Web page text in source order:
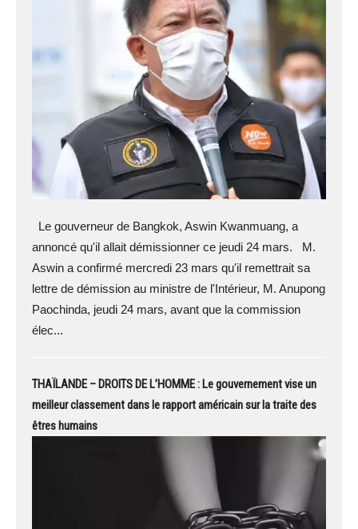
Le gouverneur de Bangkok, Aswin Kwanmuang, a
annoncé qu'il allait démissionner ce jeudi 24 mars. M.
Aswin a confirmé mercredi 23 mars qu'il remettrait sa
lettre de démission au ministre de l'Intérieur, M. Anupong
Paochinda, jeudi 24 mars, avant que la commission
élec...
THAÏLANDE – DROITS DE L’HOMME : Le gouvernement vise un
meilleur classement dans le rapport américain sur la traite des
êtres humains